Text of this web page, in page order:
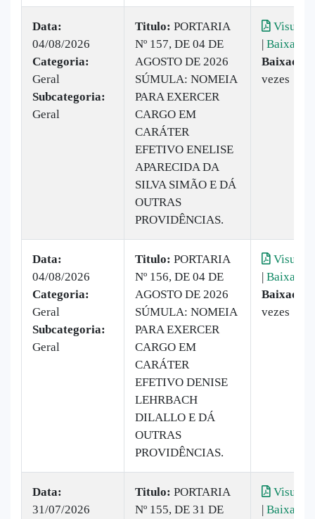
Data:
04/08/2026
Categoria:
Geral
Subcategoria:
Geral
Titulo: PORTARIA
Nº 157, DE 04 DE
AGOSTO DE 2026
SÚMULA: NOMEIA
PARA EXERCER
CARGO EM
CARÁTER
EFETIVO ENELISE
APARECIDA DA
SILVA SIMÃO E DÁ
OUTRAS
PROVIDÊNCIAS.
| Baixar
Baixado:
vezes
Data:
04/08/2026
Categoria:
Geral
Subcategoria:
Geral
Titulo: PORTARIA
Nº 156, DE 04 DE
AGOSTO DE 2026
SÚMULA: NOMEIA
PARA EXERCER
CARGO EM
CARÁTER
EFETIVO DENISE
LEHRBACH
DILALLO E DÁ
OUTRAS
PROVIDÊNCIAS.
| Baixar
Baixado:
vezes
Data:
31/07/2026
Titulo: PORTARIA
Nº 155, DE 31 DE
| Baixar